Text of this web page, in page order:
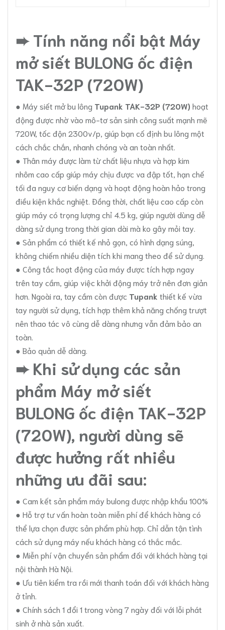
➨ Tính năng nổi bật Máy
mở siết BULONG ốc điện
TAK-32P (720W)
● Máy siết mở bu lông Tupank TAK-32P (720W) hoạt
động được nhờ vào mô-tơ sản sinh công suất mạnh mẽ
720W, tốc độn 2300v/p, giúp bạn cố định bu lông một
cách chắc chắn, nhanh chóng và an toàn nhất.
● Thân máy được làm từ chất liệu nhựa và hợp kim
nhôm cao cấp giúp máy chịu được va đập tốt, hạn chế
tối đa nguy cơ biến dạng và hoạt động hoàn hảo trong
điều kiện khắc nghiệt. Đồng thời, chất liệu cao cấp còn
giúp máy có trọng lượng chỉ 4.5 kg, giúp người dùng dễ
dàng sử dụng trong thời gian dài mà ko gây mỏi tay.
● Sản phẩm có thiết kế nhỏ gọn, có hình dạng súng,
không chiếm nhiều diện tích khi mang theo để sử dụng.
● Công tắc hoạt động của máy được tích hợp ngay
trên tay cầm, giúp việc khởi động máy trở nên đơn giản
hơn. Ngoài ra, tay cầm còn được Tupank thiết kế vừa
tay người sử dụng, tích hợp thêm khả năng chống trượt
nên thao tác vô cùng dễ dàng nhưng vẫn đảm bảo an
toàn.
● Bảo quản dễ dàng.
➨ Khi sử dụng các sản
phẩm Máy mở siết
BULONG ốc điện TAK-32P
(720W), người dùng sẽ
được hưởng rất nhiều
những ưu đãi sau:
● Cam kết sản phẩm máy bulong được nhập khẩu 100%
● Hỗ trợ tư vấn hoàn toàn miễn phí để khách hàng có
thể lựa chọn được sản phẩm phù hợp. Chỉ dẫn tận tình
cách sử dụng máy nếu khách hàng có thắc mắc.
● Miễn phí vận chuyển sản phẩm đối với khách hàng tại
nội thành Hà Nội.
● Ưu tiên kiểm tra rồi mới thanh toán đối với khách hàng
ở tỉnh.
● Chính sách 1 đổi 1 trong vòng 7 ngày đối với lỗi phát
sinh ở nhà sản xuất.